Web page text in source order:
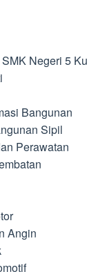
Negeri 5
Bangunan
Sipil
Perawatan
Angin